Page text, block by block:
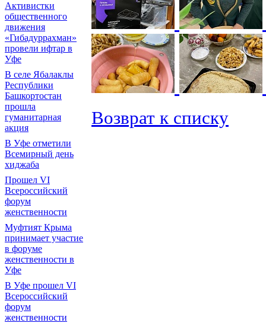
Активистки
общественного
движения
«Гибадуррахман»
провели ифтар в
Уфе
В селе Ябалаклы
Республики
Башкортостан
прошла
гуманитарная
акция
В Уфе отметили
Всемирный день
хиджаба
Прошел VI
Всероссийский
форум
женственности
Муфтият Крыма
принимает участие
в форуме
женственности в
Уфе
В Уфе прошел VI
Всероссийский
форум
женственности
Возврат к списку